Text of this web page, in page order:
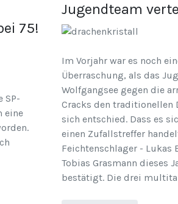
75!
SP-
eine
Jugendteam
Im Vorjahr war es noch
Überraschung, als das
Wolfgangsee gegen die
Cracks den traditionellen
sich entschied. Dass es
einen Zufallstreffer
Feichtenschlager - Lukas
Tobias Grasmann dieses
bestätigt. Die drei